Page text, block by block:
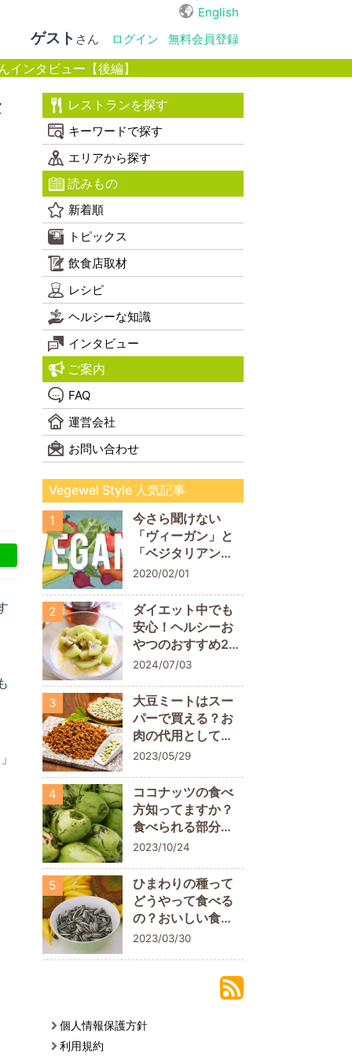
English
ゲスト さん ログイン
無料会員登録
ンタビュー【後編】
レストランを探す
キーワードで探す
エリアから探す
読みもの
新着順
トピックス
飲食店取材
レシピ
ヘルシーな知識
インタビュー
ご案内
FAQ
運営会社
お問い合わせ
Vegewel Style 人気記事
今さら聞けない
「ヴィーガン」と
「ベジタリアン」
の違い！
2020/02/01
1
ダイエット中でも
安心！ヘルシーお
やつのおすすめ20
商品
2024/07/03
2
大豆ミートはスー
パーで買える？お
肉の代用として取
り入れてみよう
2023/05/29
3
ココナッツの食べ
方知ってますか？
食べられる部分に
ついておさらいし
2023/10/24
4
ひまわりの種って
どうやって食べる
の？おいしい食べ
方や栄養素を解説
2023/03/30
5
個人情報保護方針
利用規約